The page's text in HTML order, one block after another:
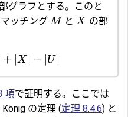
グラフとする。このと
ッチング M とX の部
+ ∣X − U
項で証明する。ここでは
König の定理 (定理 8.4.6) と